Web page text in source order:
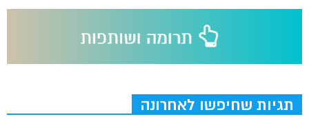
תגיות שחיפשו לאחרונה